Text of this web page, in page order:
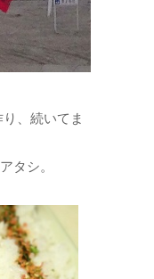
、続いてま
タシ。